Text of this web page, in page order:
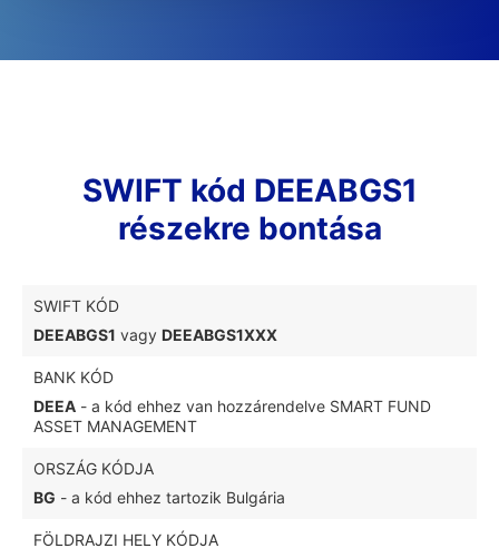
SWIFT kód DEEABGS1
részekre bontása
SWIFT KÓD
DEEABGS1 vagy DEEABGS1XXX
BANK KÓD
DEEA - a kód ehhez van hozzárendelve SMART FUND
ASSET MANAGEMENT
ORSZÁG KÓDJA
BG - a kód ehhez tartozik Bulgária
FÖLDRAJZI HELY KÓDJA